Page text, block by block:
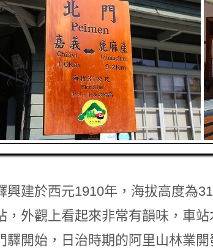
建於西元1910年，海拔高度為
，外觀上看起來非常有韻味，車
驛開始，日治時期的阿里山林業